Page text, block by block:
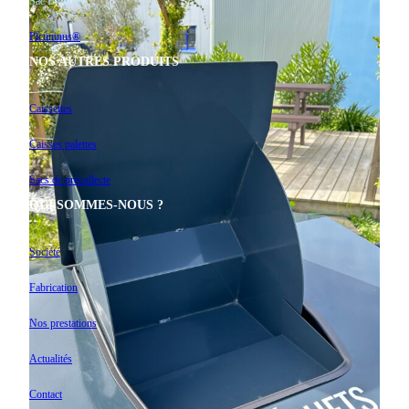
Les biodéchets
Picumnus®
NOS AUTRES PRODUITS
Caissettes
Caisses palettes
Sacs de précollecte
QUI SOMMES-NOUS ?
Société
Fabrication
Nos prestations
Actualités
Contact